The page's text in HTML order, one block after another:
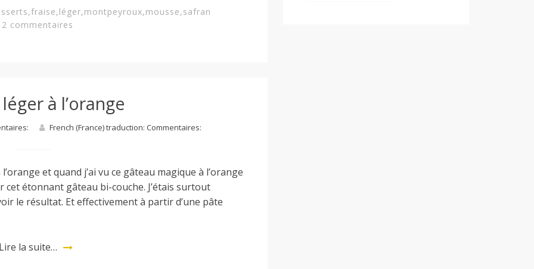
,fraise,léger,montpeyroux,mousse,safran
2 commentaires
à l’orange
French (France) traduction: Commentaires:
et quand j’ai vu ce gâteau magique à l’orange
cet étonnant gâteau bi-couche. J’étais surtout
le résultat. Et effectivement à partir d’une pâte
Lire la suite…